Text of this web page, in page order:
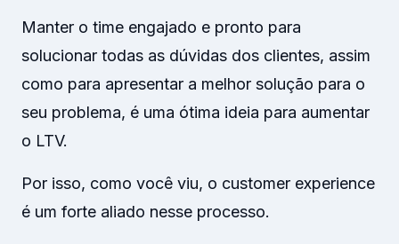
Manter o time engajado e pronto para
solucionar todas as dúvidas dos clientes, assim
como para apresentar a melhor solução para o
seu problema, é uma ótima ideia para aumentar
o LTV.
Por isso, como você viu, o customer experience
é um forte aliado nesse processo.